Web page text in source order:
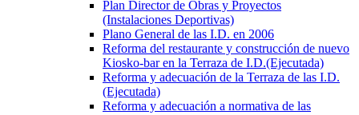
Plan Director de Obras y Proyectos
(Instalaciones Deportivas)
Plano General de las I.D. en 2006
Reforma del restaurante y construcción de nuevo
Kiosko-bar en la Terraza de I.D.(Ejecutada)
Reforma y adecuación de la Terraza de las I.D.
(Ejecutada)
Reforma y adecuación a normativa de las